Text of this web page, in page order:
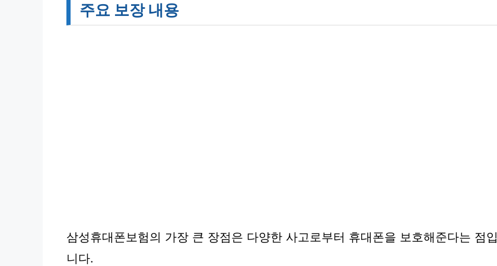
주요 보장 내용
삼성휴대폰보험의 가장 큰 장점은 다양한 사고로부터 휴대폰을 보호해준다는 점입
니다.